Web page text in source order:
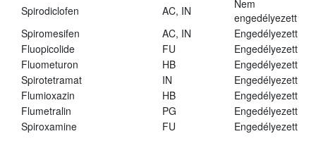
Spirodiclofen
AC, IN
Nem
engedélyezett
Spiromesifen
AC, IN
Engedélyezett
Fluopicolide
FU
Engedélyezett
Fluometuron
HB
Engedélyezett
Spirotetramat
IN
Engedélyezett
Flumioxazin
HB
Engedélyezett
Flumetralin
PG
Engedélyezett
Spiroxamine
FU
Engedélyezett